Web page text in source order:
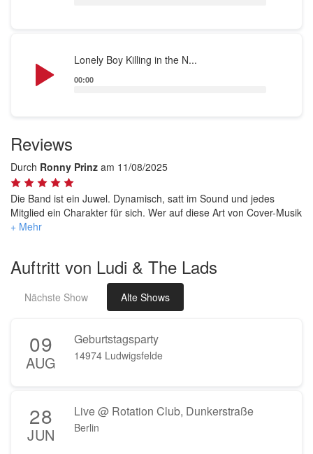
Lonely Boy Killing in the N...
Player
00:00
Reviews
Durch Ronny Prinz am 11/08/2025
Die Band ist ein Juwel. Dynamisch, satt im Sound und jedes
Mitglied ein Charakter für sich. Wer auf diese Art von Cover-Musik
steht, MUSS sich Ludi & The Lads auf die eigene Bühne holen.
Auftritt von Ludi & The Lads
Nächste Show Alte Shows
09
AUG
Geburtstagsparty
14974 Ludwigsfelde
28
JUN
Live @ Rotation Club, Dunkerstraße
Berlin